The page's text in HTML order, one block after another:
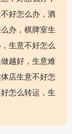
好怎么办，酒
办，棋牌室生
生意不好怎么
越好，生意难
店生意不好怎
怎么转运，生